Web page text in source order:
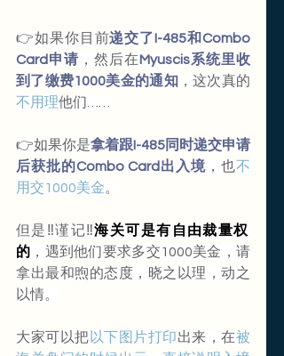
👉如果你目前递交了I-485和Combo
Card申请 ，然后在Myuscis系统里收
到了缴费1000美金的通知 ，这次真的
不用理他们……
👉如果你是拿着跟I-485同时递交申请
后获批的Combo Card出入境 ，也不
用交1000美金。
但是‼️谨记‼️海关可是有自由裁量权
的 ，遇到他们要求多交1000美金，请
拿出最和煦的态度，晓之以理，动之
以情。
大家可以把以下图片打印出来，在被